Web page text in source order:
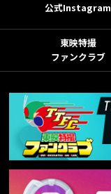
公式Instagram
東映特撮
ファンクラブ